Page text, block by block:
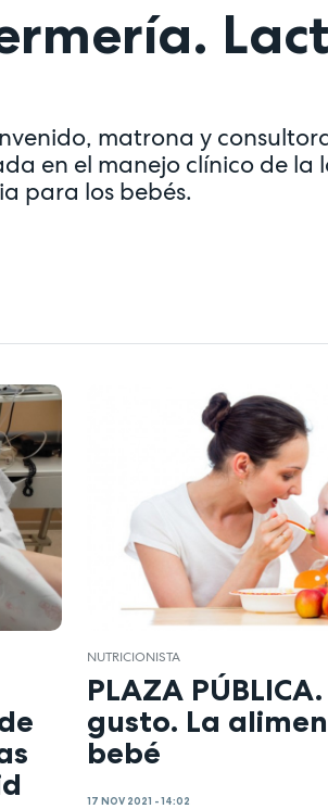
matrona y
en el manejo clínico de
para los bebés.
NUTRICIONISTA
PLAZA
gusto. La
bebé
17 NOV 2021 - 14:02